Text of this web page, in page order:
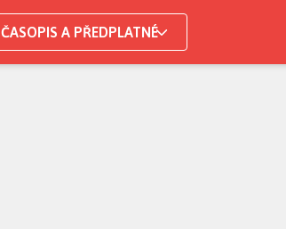
ČASOPIS A PŘEDPLATNÉ